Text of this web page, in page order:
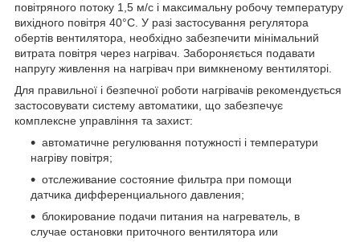
повітряного потоку 1,5 м/с і максимальну робочу температуру
вихідного повітря 40°С. У разі застосування регулятора
обертів вентилятора, необхідно забезпечити мінімальний
витрата повітря через нагрівач. Забороняється подавати
напругу живлення на нагрівач при вимкненому вентиляторі.
Для правильної і безпечної роботи нагрівачів рекомендується
застосовувати систему автоматики, що забезпечує
комплексне управління та захист:
автоматичне регулювання потужності і температури
нагріву повітря;
отслеживание состояние фильтра при помощи
датчика дифференциального давления;
блокирование подачи питания на нагреватель, в
случае остановки приточного вентилятора или